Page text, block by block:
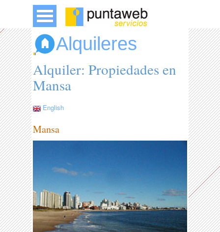
Alquileres
Alquiler: Propiedades en
Mansa
English
Mansa